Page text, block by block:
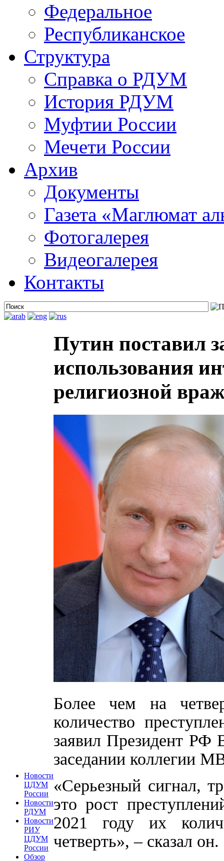
Федеральное
Республиканское
Структура
Справка о РДУМ
История РДУМ
Муфтии России
Мечети России
Архив
Документы
Газета «Маглюмат
Фотогалерея
Видеогалерея
Контакты
Новости
ЦДУМ
России
Новости
РДУМ
Новости
РИУ
ЦДУМ
России
Обзор
Путин поставил
использования
религиозной
Более чем на
количество
заявил Президент РФ
заседании коллегии
«Серьезный сигнал,
это рост
2021 году их
четверть», – сказал он.